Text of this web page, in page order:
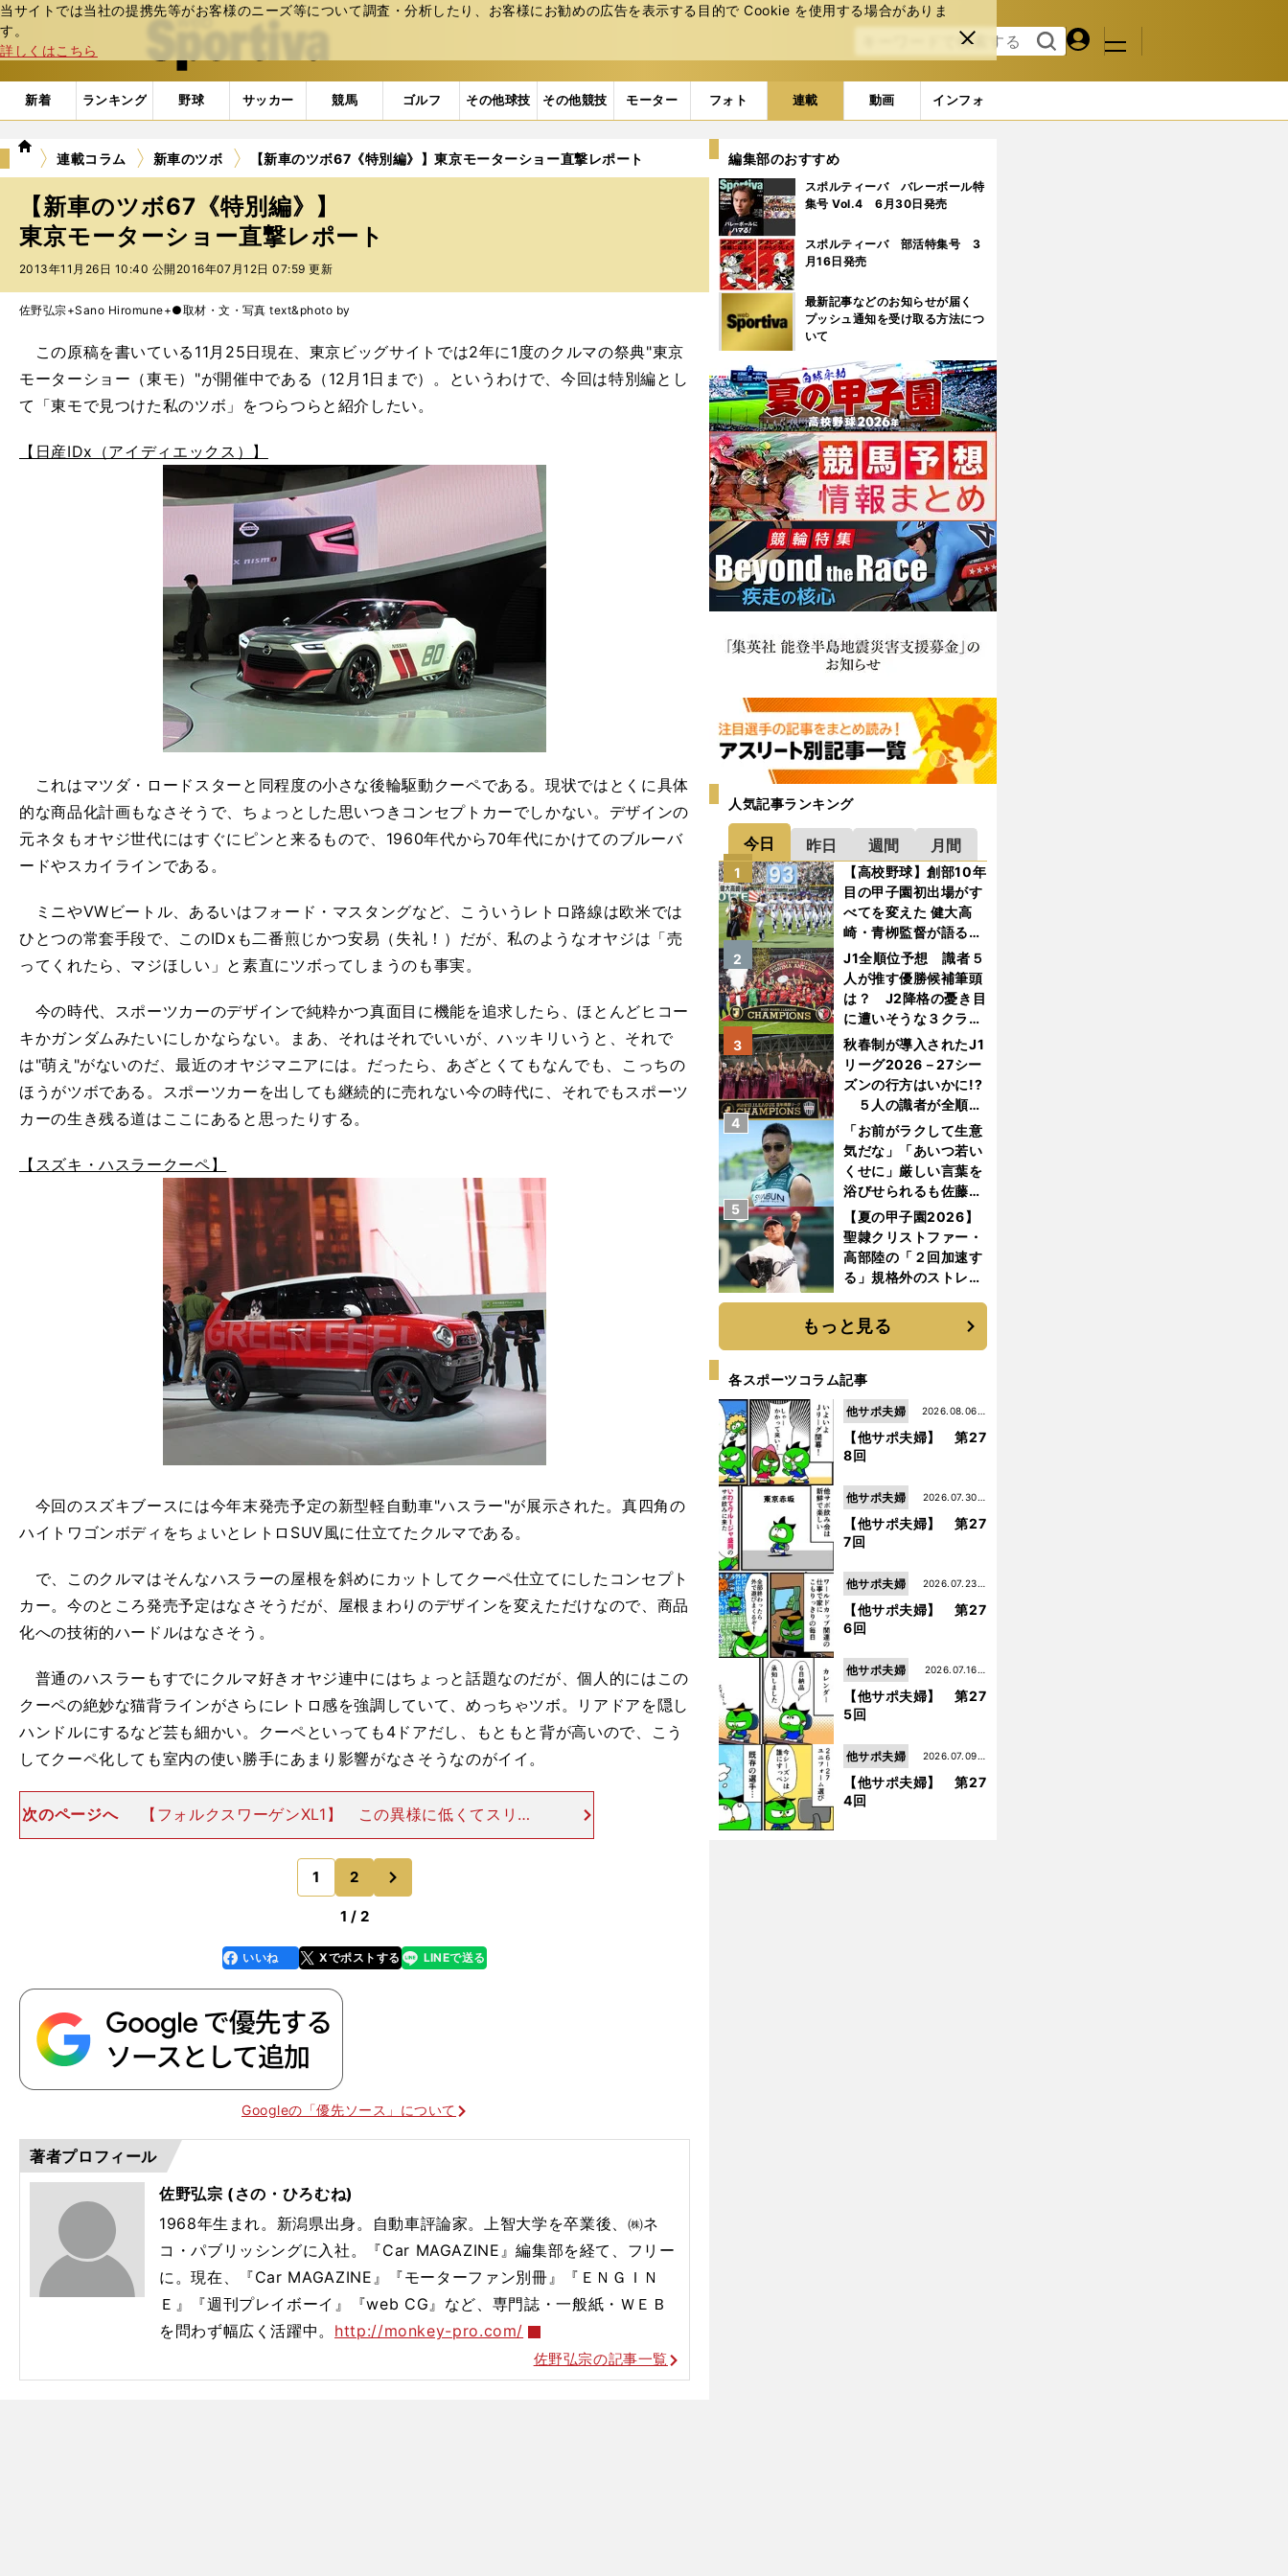
当サイトでは当社の提携先等がお客様のニーズ等について調査・分析したり、お客様にお勧めの広告を表⽰する⽬的で Cookie を使⽤する場合がありま
す。
詳しくはこちら
閉じ
る
web Sportiva (webスポルティーバ)
検索
る
マイペ
ジ
メニュ
新着 ランキング 野球 サッカー 競馬 ゴルフ その他球技 その他競技 モーター フォト 連載 動画 インフォ
we
ル
テ
ィ
ー
バ
連載コラム 新車のツボ 【新車のツボ67《特別編》】東京モーターショー直撃レポート
【新車のツボ67《特別編》】
東京モーターショー直撃レポート
2013年11月26日 10:40 公開 2016年07月12日 07:59 更新
佐野弘宗+Sano Hiromune+●取材・文・写真 text&photo by
この原稿を書いている11月25日現在、東京ビッグサイトでは2年に1度のクルマの祭典"東京
モーターショー（東モ）"が開催中である（12月1日まで）。というわけで、今回は特別編とし
て「東モで見つけた私のツボ」をつらつらと紹介したい。
【日産IDx（アイディエックス）】
これはマツダ・ロードスターと同程度の小さな後輪駆動クーペである。現状ではとくに具体
的な商品化計画もなさそうで、ちょっとした思いつきコンセプトカーでしかない。デザインの
元ネタもオヤジ世代にはすぐにピンと来るもので、1960年代から70年代にかけてのブルーバ
ードやスカイラインである。
ミニやVWビートル、あるいはフォード・マスタングなど、こういうレトロ路線は欧米では
ひとつの常套手段で、このIDxも二番煎じかつ安易（失礼！）だが、私のようなオヤジは「売
ってくれたら、マジほしい」と素直にツボってしまうのも事実。
今の時代、スポーツカーのデザインで純粋かつ真面目に機能を追求したら、ほとんどヒコー
キかガンダムみたいにしかならない。まあ、それはそれでいいが、ハッキリいうと、それで
は"萌え"がないのだ、最近のオヤジマニアには。だったら、あざとくてもなんでも、こっちの
ほうがツボである。スポーツカーを出しても継続的に売れない今の時代に、それでもスポーツ
カーの生き残る道はここにあると思ったりする。
【スズキ・ハスラークーペ】
今回のスズキブースには今年末発売予定の新型軽自動車"ハスラー"が展示された。真四角の
ハイトワゴンボディをちょいとレトロSUV風に仕立てたクルマである。
で、このクルマはそんなハスラーの屋根を斜めにカットしてクーペ仕立てにしたコンセプト
カー。今のところ発売予定はなさそうだが、屋根まわりのデザインを変えただけなので、商品
化への技術的ハードルはなさそう。
普通のハスラーもすでにクルマ好きオヤジ連中にはちょっと話題なのだが、個人的にはこの
クーペの絶妙な猫背ラインがさらにレトロ感を強調していて、めっちゃツボ。リアドアを隠し
ハンドルにするなど芸も細かい。クーペといっても4ドアだし、もともと背が高いので、こう
してクーペ化しても室内の使い勝手にあまり影響がなさそうなのがイイ。
次のページへ
【フォルクスワーゲンXL1】 この異様に低くてスリム
な2人乗りスポーツカーはコンセプトカーではない。れっきとした市販
車である。ただし、販売はヨーロッパのみ250台限定。価格はなんと10
万ユーロ（約1
1 2
1 / 2
faceboo
k
いいね Xでポストする
line LINEで送る
Googleの「優先ソース」について
著者プロフィール
佐野弘宗 (さの・ひろむね)
1968年生まれ。新潟県出身。自動車評論家。上智大学を卒業後、㈱ネ
コ・パブリッシングに入社。『Car MAGAZINE』編集部を経て、フリー
に。現在、『Car MAGAZINE』『モーターファン別冊』『ＥＮＧＩＮ
Ｅ』『週刊プレイボーイ』『web CG』など、専門誌・一般紙・ＷＥＢ
を問わず幅広く活躍中。 http://monkey-pro.com/
佐野弘宗の記事一覧
・
編集部のおすすめ
スポルティーバ バレーボール特
集号 Vol.4 6月30日発売
スポルティーバ 部活特集号 3
月16日発売
最新記事などのお知らせが届く
プッシュ通知を受け取る方法につ
いて
人気記事ランキング
今日 昨日 週間 月間
【高校野球】創部10年
目の甲子園初出場がす
べてを変えた 健大高
崎・青栁監督が語る
「機動破壊」はこうし
て生まれた
1
J1全順位予想 識者５
人が推す優勝候補筆頭
は？ J2降格の憂き目
に遭いそうな３クラブ
とは？
2
秋春制が導入されたJ1
リーグ2026－27シー
ズンの行方はいかに!?
５人の識者が全順位
を大胆予想
3
「お前がラクして生意
気だな」「あいつ若い
くせに」厳しい言葉を
浴びせられるも佐藤慎
太郎が貫いた誇りとフ
ァンへの思い
4
【夏の甲子園2026】
聖隷クリストファー・
高部陸の「２回加速す
る」規格外のストレー
く大学進学を選ぶ理由
5
もっと見る
各スポーツコラム記事
【他サポ夫婦】 第27
8回
2026.08.06更
新
他サポ夫婦
【他サポ夫婦】 第27
7回
2026.07.30更
新
他サポ夫婦
【他サポ夫婦】 第27
6回
2026.07.23更
新
他サポ夫婦
【他サポ夫婦】 第27
5回
2026.07.16更
新
他サポ夫婦
【他サポ夫婦】 第27
4回
2026.07.09更
新
他サポ夫婦